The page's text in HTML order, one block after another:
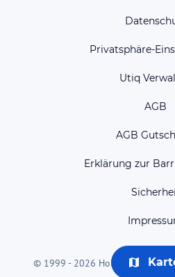
Privatsphäre-
Utiq
AGB
AGB
Erklärung zur
© 1999 - 2026 HolidayCheck